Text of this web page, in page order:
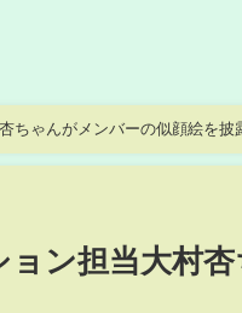
ちゃんがメンバーの似顔絵を披
ョン担当大村